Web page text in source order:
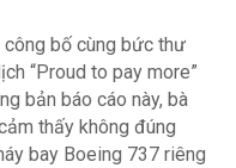
bố cùng bức thư
“Proud to pay more”
bản báo cáo này, bà
thấy không đúng
bay Boeing 737 riêng